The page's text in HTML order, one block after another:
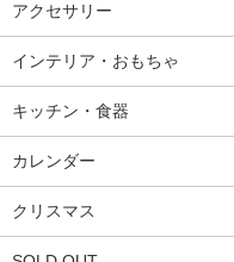
アクセサリー
インテリア・おもちゃ
キッチン・食器
カレンダー
クリスマス